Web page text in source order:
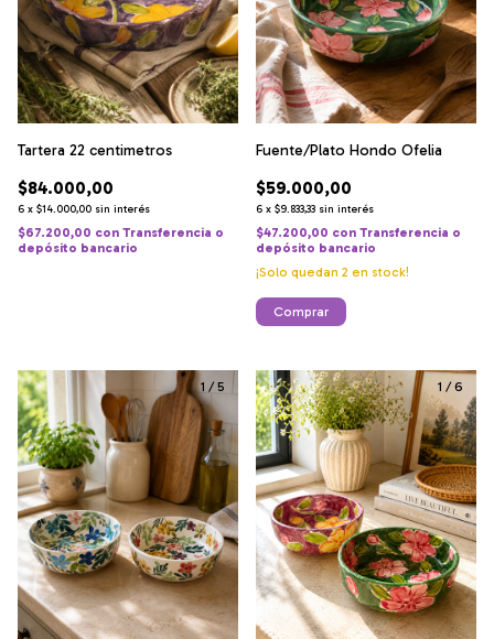
Tartera 22 centimetros
$84.000,00
6 x $14.000,00 sin interés
$67.200,00 con Transferencia o
depósito bancario
Fuente/Plato Hondo Ofelia
$59.000,00
6 x $9.833,33 sin interés
$47.200,00 con Transferencia o
depósito bancario
¡Solo quedan 2 en stock!
1 / 5 1 /6